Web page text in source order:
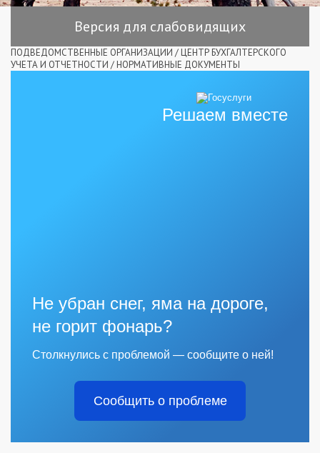
Версия для слабовидящих
ПОДВЕДОМСТВЕННЫЕ ОРГАНИЗАЦИИ / ЦЕНТР БУХГАЛТЕРСКОГО
УЧЕТА И ОТЧЕТНОСТИ / НОРМАТИВНЫЕ ДОКУМЕНТЫ
Решаем вместе
Не убран снег, яма на дороге,
не горит фонарь?
Столкнулись с проблемой — сообщите о ней!
Сообщить о проблеме